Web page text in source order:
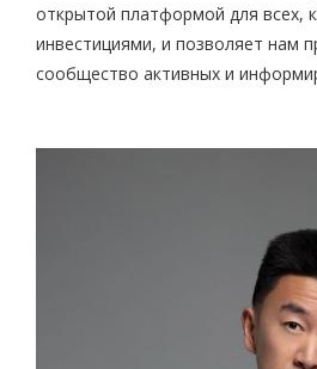
открытой платформой для всех,
инвестициями, и позволяет нам
сообщество активных и